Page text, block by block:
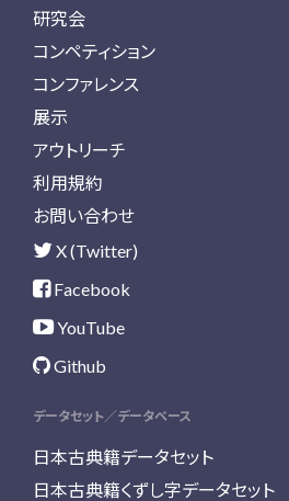
研究会
コンペティション
コンファレンス
展示
アウトリーチ
利用規約
お問い合わせ
X (Twitter)
Facebook
YouTube
Github
データセット／データベース
日本古典籍データセット
日本古典籍くずし字データセット